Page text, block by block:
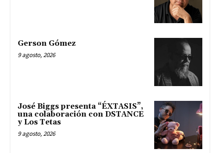
Gerson Gómez
9 agosto, 2026
José Biggs presenta “ÉXTASIS”,
una colaboración con DSTANCE
y Los Tetas
9 agosto, 2026